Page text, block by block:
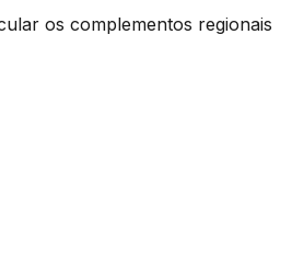
os complementos regionais